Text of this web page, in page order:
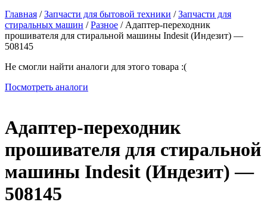
Главная /Запчасти для бытовой техники /Запчасти для
стиральных машин /Разное / Адаптер-переходник
прошивателя для стиральной машины Indesit (Индезит) —
508145
Не смогли найти аналоги для этого товара :(
Посмотреть аналоги
Адаптер-переходник
прошивателя для стиральной
машины Indesit (Индезит) —
508145